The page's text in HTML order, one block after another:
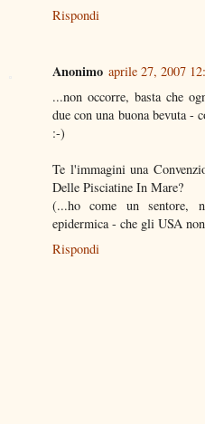
Rispondi
Anonimo aprile 27, 2007
...non occorre, basta che
due con una buona bevuta
:-)
Te l'immagini una
Delle Pisciatine In Mare?
(...ho come un sentore,
epidermica - che gli USA
Rispondi